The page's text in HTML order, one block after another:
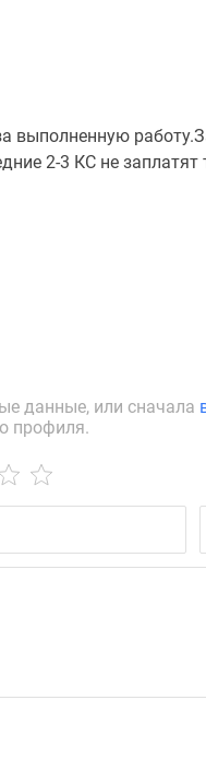
выполненную
2-3 КС не заплатят
данные, или сначала
профиля.